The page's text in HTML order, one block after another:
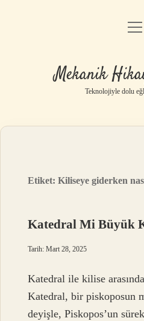
Yasal
Mekanik
Teknolojiyle dolu
Etiket:Kiliseye giderken
Katedral Mi Büyük
Tarih: Mart 28, 2025
Katedral ile kilise
Katedral, bir piskoposun
deyişle, Piskopos’un